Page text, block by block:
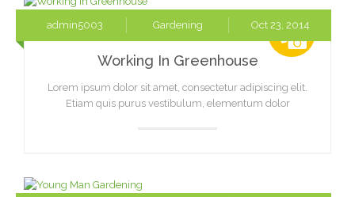
admin5003 Gardening Oct 23, 2014
Working In Greenhouse
Lorem ipsum dolor sit amet, consectetur adipiscing elit.
Etiam quis purus vestibulum, elementum dolor